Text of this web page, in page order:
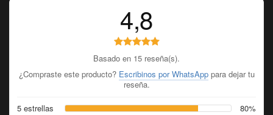
4,8
Basado en 15 reseña(s).
¿Compraste este producto? Escribinos por WhatsApppara dejar tu
reseña.
5 estrellas
80%